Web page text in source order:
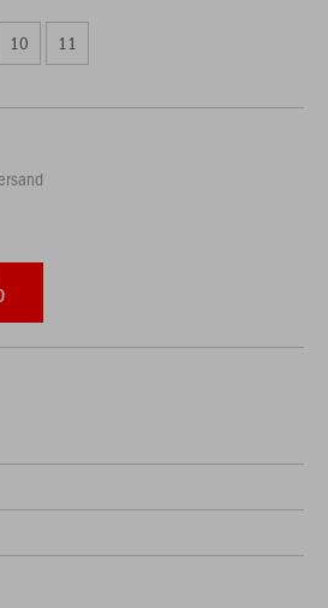
10 11